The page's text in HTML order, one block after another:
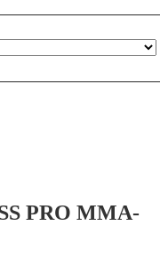
PRO MMA-